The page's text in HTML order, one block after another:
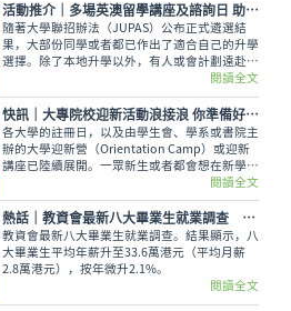
活動推介｜多場英澳留學講座及諮詢日 助你掌握最新海外升學資訊
隨著大學聯招辦法（JUPAS）公布正式遴選結
果，大部份同學或者都已作出了適合自己的升學
選擇。除了本地升學以外，有人或會計劃遠赴外
地學習，而在這個8月便有多場英國及澳洲大學
的升學講座，除了介紹兩地熱門課程，也會簡介
簽證及生活費等重要資訊。
閱讀全文
快訊｜大專院校迎新活動浪接浪 你準備好過U Life未呢？
各大學的註冊日，以及由學生會、學系或書院主
辦的大學迎新營（Orientation Camp）或迎新
講座已陸續展開。一眾新生或者都會想在新學年
早些適應新環境，結識到新的同學，迎接豐富精
彩的大學生活。
閱讀全文
熱話│教資會最新八大畢業生就業調查 平均年薪33.6萬元
教資會最新八大畢業生就業調查。結果顯示，八
大畢業生平均年薪升至33.6萬港元（平均月薪
2.8萬港元），按年微升2.1%。
閱讀全文